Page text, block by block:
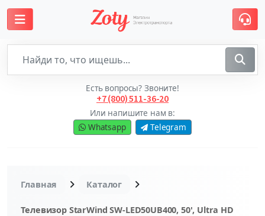
Есть вопросы? Звоните!
+7 (800) 511-36-20
Или напишите нам в:
Whatsapp
Telegram
Главная Каталог
Телевизор StarWind SW-LED50UB400, 50', Ultra HD